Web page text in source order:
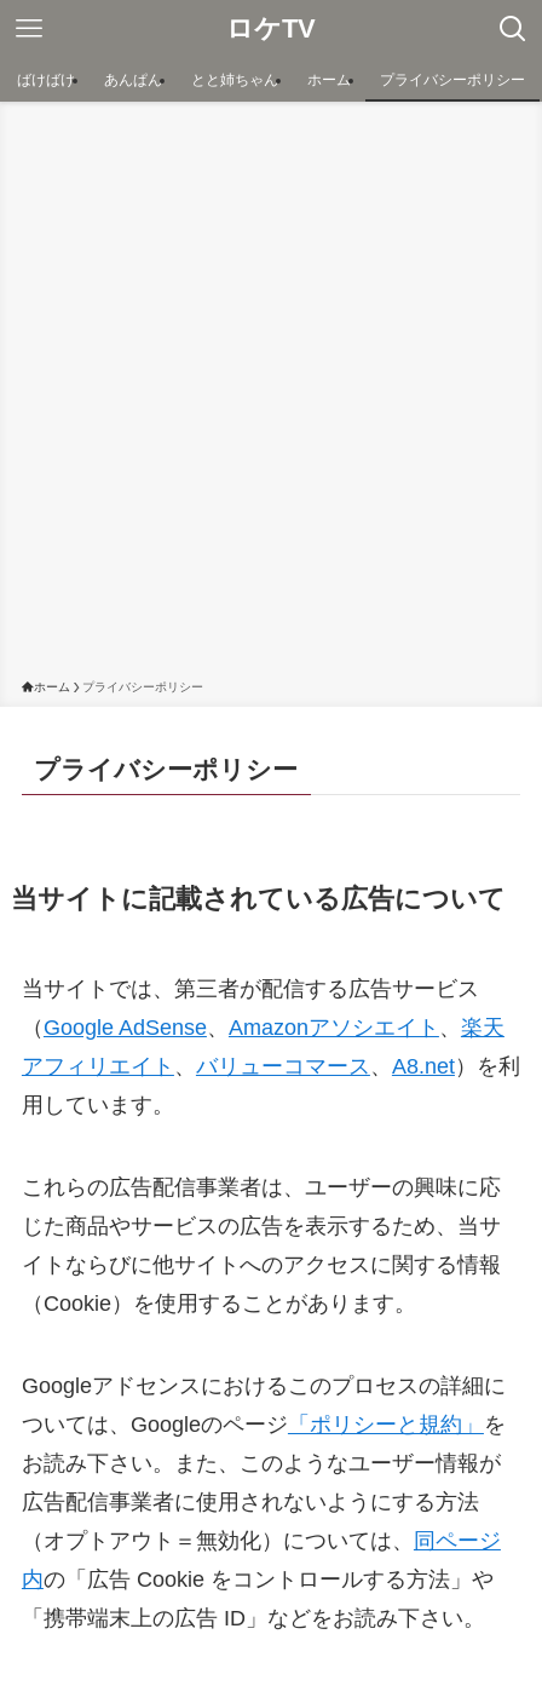
ロケTV
ばけばけ あんぱん とと姉ちゃん ホーム プライバシーポリシー
ホーム プライバシーポリシー
プライバシーポリシー
当サイトに記載されている広告について
当サイトでは、第三者が配信する広告サービス
（ Google AdSense、 Amazonアソシエイト 、 楽天
アフィリエイト 、 バリューコマース 、 A8.net）を利
用しています。
これらの広告配信事業者は、ユーザーの興味に応
じた商品やサービスの広告を表示するため、当サ
イトならびに他サイトへのアクセスに関する情報
（Cookie）を使用することがあります。
Googleアドセンスにおけるこのプロセスの詳細に
ついては、Googleのページ 「ポリシーと規約」 を
お読み下さい。また、このようなユーザー情報が
広告配信事業者に使用されないようにする方法
（オプトアウト＝無効化）については、
同ページ
内の「広告 Cookie をコントロールする方法」や
「携帯端末上の広告 ID」などをお読み下さい。